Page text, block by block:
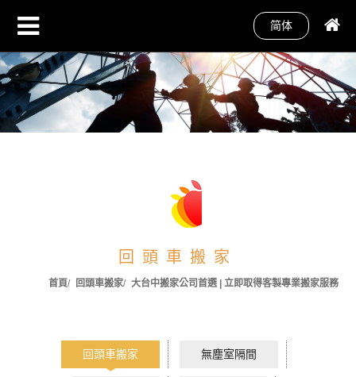
简体
回頭車搬家
首頁 回頭車搬家 大台中搬家公司首選 | 立即取得客製專業搬家服務‎
回頭車搬家 無塵室隔間